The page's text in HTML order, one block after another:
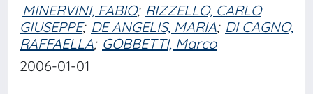
MINERVINI, FABIO; RIZZELLO, CARLO
GIUSEPPE; DE ANGELIS, MARIA; DI CAGNO,
RAFFAELLA; GOBBETTI, Marco
2006-01-01